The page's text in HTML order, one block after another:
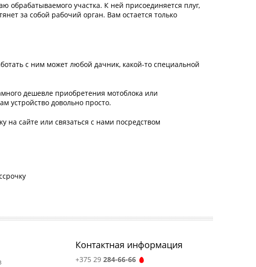
участка. К ней присоединяется плуг,
за собой рабочий орган. Вам остается только
с ним может любой дачник, какой-то специальной
дешевле приобретения мотоблока или
устройство довольно просто.
на сайте или связаться с нами посредством
Контактная информация
+375 29 284-66-66